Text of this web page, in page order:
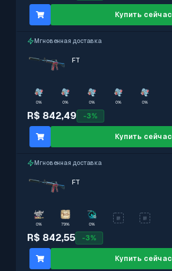
Купить сейчас
Мгновенная доставка
R$ 842,49 -3%
FT
0% 0% 0% 0% 0%
Купить сейчас
Мгновенная доставка
R$ 842,55 -3%
FT
0% 79% 0%
Купить сейчас